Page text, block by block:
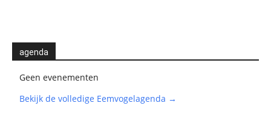
agenda
Geen evenementen
Bekijk de volledige Eemvogelagenda →